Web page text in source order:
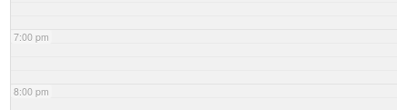
7:00 pm
8:00 pm